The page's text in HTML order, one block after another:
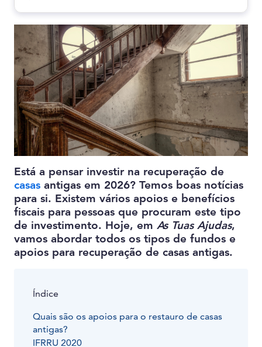
Está a pensar investir na recuperação de
casas antigas em 2026? Temos boas notícias
para si. Existem vários apoios e benefícios
fiscais para pessoas que procuram este tipo
de investimento. Hoje, em As Tuas Ajudas,
vamos abordar todos os tipos de fundos e
apoios para recuperação de casas antigas.
Índice
Quais são os apoios para o restauro de casas
antigas?
IFRRU 2020